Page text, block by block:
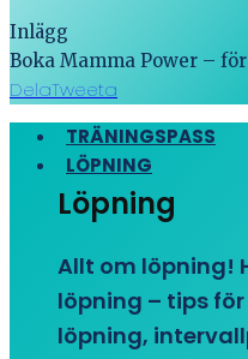
Inlägg
Boka Mamma Power –
DelaTweeta
TRÄNINGSPASS
LÖPNING
Löpning
Allt om löpning!
löpning – tips
löpning,